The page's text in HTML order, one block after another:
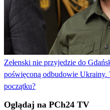
Zełenski nie przyjedzie do
poświęconą odbudowie Ukrainy.
początku?
Oglądaj na PCh24 TV